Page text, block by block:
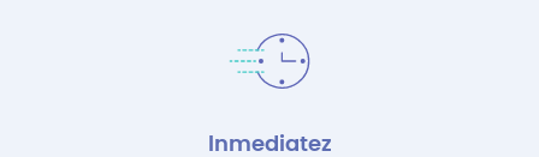
Inmediatez